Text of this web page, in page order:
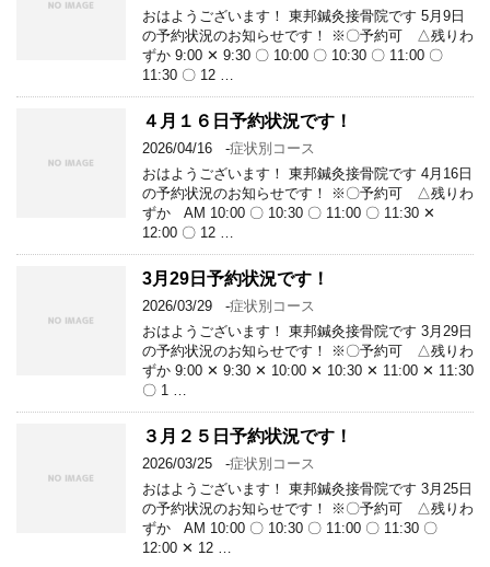
おはようございます！ 東邦鍼灸接骨院です 5月9日
の予約状況のお知らせです！ ※〇予約可 △残りわ
ずか 9:00 ✕ 9:30 〇 10:00 〇 10:30 〇 11:00 〇
11:30 〇 12 …
４月１６日予約状況です！
2026/04/16 -症状別コース
おはようございます！ 東邦鍼灸接骨院です 4月16日
の予約状況のお知らせです！ ※〇予約可 △残りわ
ずか AM 10:00 〇 10:30 〇 11:00 〇 11:30 ✕
12:00 〇 12 …
3月29日予約状況です！
2026/03/29 -症状別コース
おはようございます！ 東邦鍼灸接骨院です 3月29日
の予約状況のお知らせです！ ※〇予約可 △残りわ
ずか 9:00 ✕ 9:30 ✕ 10:00 ✕ 10:30 ✕ 11:00 ✕ 11:30
〇 1 …
３月２５日予約状況です！
2026/03/25 -症状別コース
おはようございます！ 東邦鍼灸接骨院です 3月25日
の予約状況のお知らせです！ ※〇予約可 △残りわ
ずか AM 10:00 〇 10:30 〇 11:00 〇 11:30 〇
12:00 ✕ 12 …